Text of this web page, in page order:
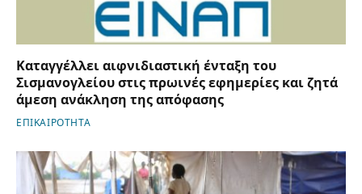
Καταγγέλλει αιφνιδιαστική ένταξη του
Σισμανογλείου στις πρωινές εφημερίες και ζητά
άμεση ανάκληση της απόφασης
ΕΠΙΚΑΙΡΟΤΗΤΑ